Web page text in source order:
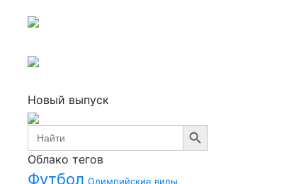
Новый выпуск
Search
for:
Search Button
Облако тегов
Футбол Олимпийские виды